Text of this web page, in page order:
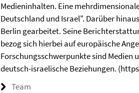
Medieninhalten. Eine
Deutschland und Israel". Darüber
Berlin gearbeitet. Seine
bezog sich hierbei auf europäische
Forschungsschwerpunkte sind Medien
deutsch-israelische Beziehungen.
Team